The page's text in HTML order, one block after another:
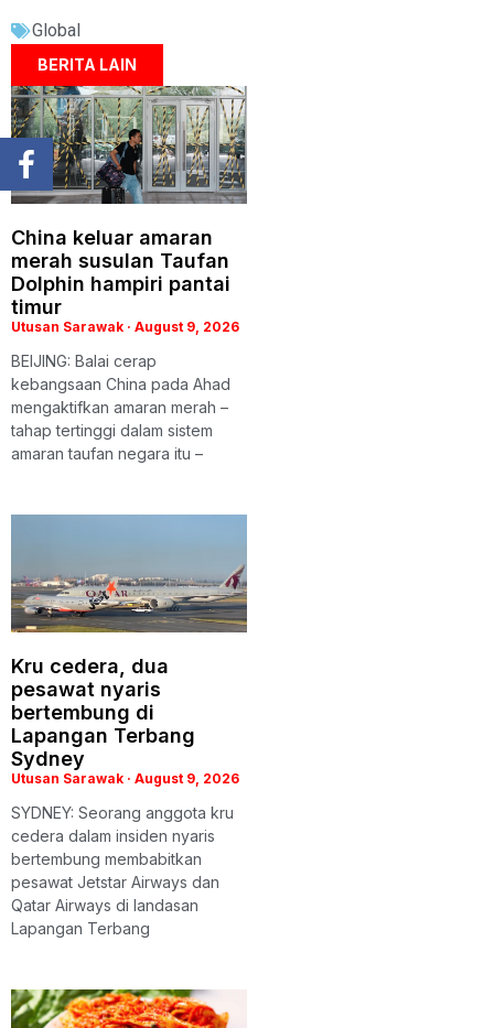
Global
BERITA LAIN
China keluar amaran
merah susulan Taufan
Dolphin hampiri pantai
timur
Utusan Sarawak August 9, 2026
BEIJING: Balai cerap
kebangsaan China pada Ahad
mengaktifkan amaran merah –
tahap tertinggi dalam sistem
amaran taufan negara itu –
Kru cedera, dua
pesawat nyaris
bertembung di
Lapangan Terbang
Sydney
Utusan Sarawak August 9, 2026
SYDNEY: Seorang anggota kru
cedera dalam insiden nyaris
bertembung membabitkan
pesawat Jetstar Airways dan
Qatar Airways di landasan
Lapangan Terbang